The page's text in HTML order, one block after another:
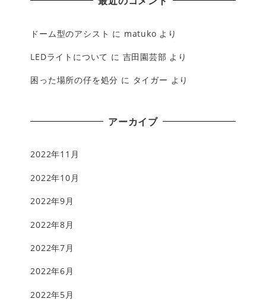
ドーム型のアシスト に matuko より
LEDライトについて に 吉田園芸部 より
困った場所の仔を処分 に タイガー より
アーカイブ
2022年11月
2022年10月
2022年9月
2022年8月
2022年7月
2022年6月
2022年5月